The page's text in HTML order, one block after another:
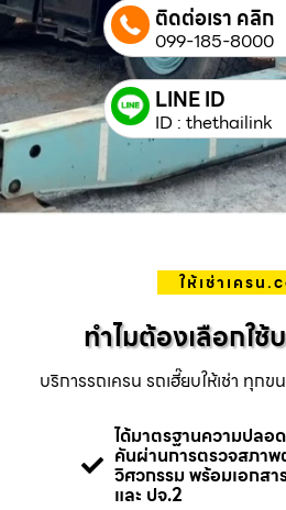
ติดต่อเรา คลิก
099-185-8000
LINE ID
ID : thethailink
ให้เช่าเครน
ทำไมต้องเลือกใช้
บริการรถเครน รถเฮี๊ยบให้เช่า ทุ
ได้มาตรฐานความปลอ
คันผ่านการตรวจสภา
วิศวกรรม พร้อมเอกสา
และ ปจ.2